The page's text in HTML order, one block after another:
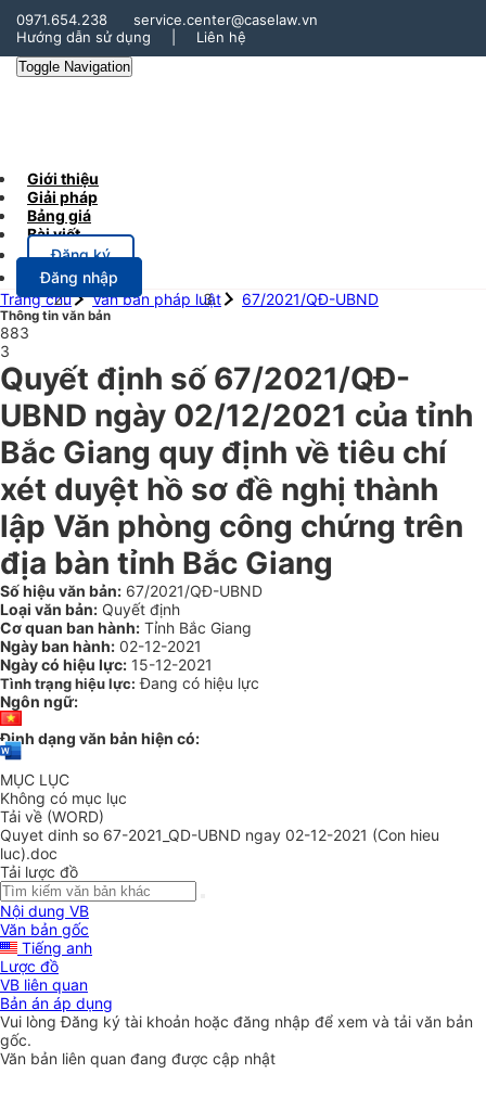
0971.654.238
service.center@caselaw.vn
Hướng dẫn sử dụng
Liên hệ
Toggle Navigation
Giới thiệu
Giải pháp
Bảng giá
Bài viết
Đăng ký
Đăng nhập
Trang chủ
Văn bản pháp luật 67/2021/QĐ-UBND
Thông tin văn bản
883
3
Quyết định số 67/2021/QĐ-
UBND ngày 02/12/2021 của tỉnh
Bắc Giang quy định về tiêu chí
xét duyệt hồ sơ đề nghị thành
lập Văn phòng công chứng trên
địa bàn tỉnh Bắc Giang
Số hiệu văn bản: 67/2021/QĐ-UBND
Loại văn bản: Quyết định
Cơ quan ban hành: Tỉnh Bắc Giang
Ngày ban hành: 02-12-2021
Ngày có hiệu lực: 15-12-2021
Tình trạng hiệu lực: Đang có hiệu lực
Ngôn ngữ:
Định dạng văn bản hiện có:
MỤC LỤC
Không có mục lục
Tải về (WORD)
Quyet dinh so 67-2021_QD-UBND ngay 02-12-2021 (Con hieu
luc).doc
Tải lược đồ
Nội dung VB
Văn bản gốc
Tiếng anh
Lược đồ
VB liên quan
Bản án áp dụng
Vui lòngĐăng ký tài khoản hoặc đăng nhập để xem và tải văn bản
gốc.
Văn bản liên quan đang được cập nhật